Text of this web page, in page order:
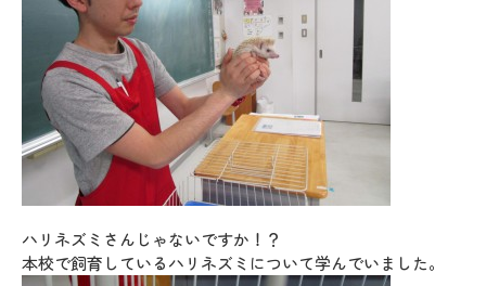
ハリネズミさんじゃないですか！？
本校で飼育しているハリネズミについて学んでいました。